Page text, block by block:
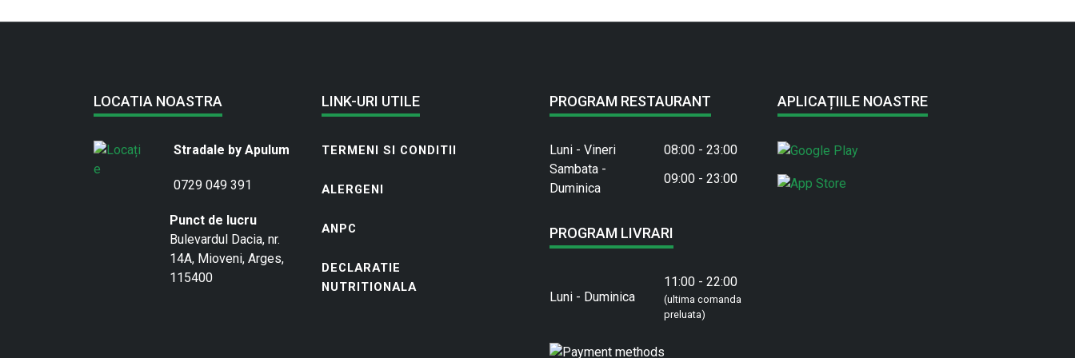
LOCATIA NOASTRA
Stradale by Apulum
0729 049 391
Punct de lucru
Bulevardul Dacia, nr.
14A, Mioveni, Arges,
115400
LINK-URI UTILE
TERMENI SI CONDITII
ALERGENI
ANPC
DECLARATIE
NUTRITIONALA
PROGRAM RESTAURANT
Luni - Vineri
08:00 - 23:00
Sambata -
Duminica
09:00 - 23:00
PROGRAM LIVRARI
Luni - Duminica
11:00 - 22:00
(ultima comanda
preluata)
APLICAȚIILE NOASTRE